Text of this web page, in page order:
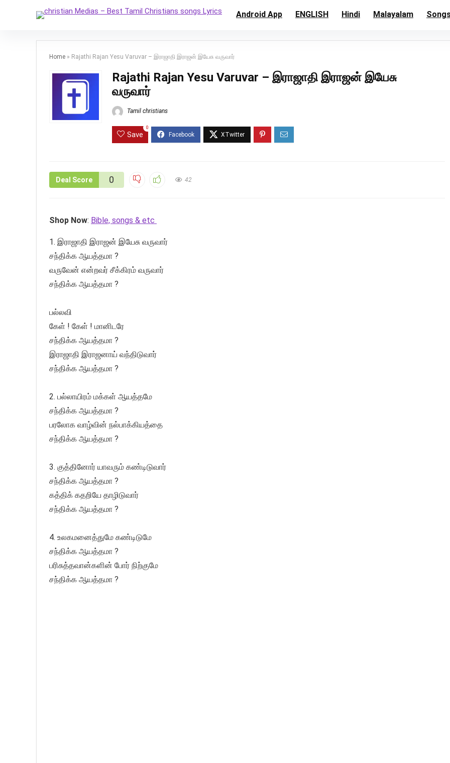
Android App ENGLISH Hindi Malayalam
Home » Rajathi Rajan Yesu Varuvar – இராஜாதி இராஜன் இயேசு வருவார்
Rajathi Rajan Yesu Varuvar – இராஜாதி இராஜன் இயேசு
வருவார்
Tamil christians
Save
0
Deal Score 0 42
Shop Now: Bible, songs & etc
1. இராஜாதி இராஜன் இயேசு வருவார்
சந்திக்க ஆயத்தமா ?
வருவேன் என்றவர் சீக்கிரம் வருவார்
சந்திக்க ஆயத்தமா ?
பல்லவி
கேள் ! கேள் ! மானிடரே
சந்திக்க ஆயத்தமா ?
இராஜாதி இராஜனாய் வந்திடுவார்
சந்திக்க ஆயத்தமா ?
2. பல்லாயிரம் மக்கள் ஆயத்தமே
சந்திக்க ஆயத்தமா ?
பரலோக வாழ்வின் நல்பாக்கியத்தை
சந்திக்க ஆயத்தமா ?
3. குத்தினோர் யாவரும் கண்டிடுவார்
சந்திக்க ஆயத்தமா ?
கத்திக் கதறியே தாழிடுவார்
சந்திக்க ஆயத்தமா ?
4. உலகமனைத்துமே கண்டிடுமே
சந்திக்க ஆயத்தமா ?
பரிசுத்தவான்களின் போர் நிற்குமே
சந்திக்க ஆயத்தமா ?